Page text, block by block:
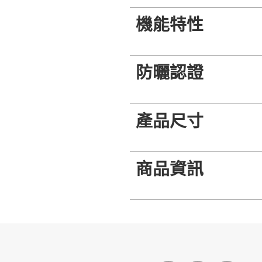
機能特性
防曬認證
產品尺寸
商品資訊